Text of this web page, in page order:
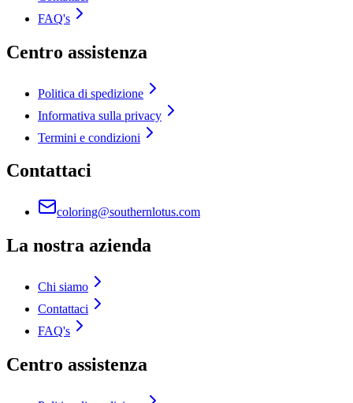
FAQ's
Centro assistenza
Politica di spedizione
Informativa sulla privacy
Termini e condizioni
Contattaci
coloring@southernlotus.com
La nostra azienda
Chi siamo
Contattaci
FAQ's
Centro assistenza